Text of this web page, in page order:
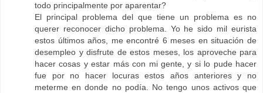
todo principalmente por aparentar?
El principal problema del que tiene un problema es no
querer reconocer dicho problema. Yo he sido mil eurista
estos últimos años, me encontré 6 meses en situación de
desempleo y disfrute de estos meses, los aproveche para
hacer cosas y estar más con mi gente, y si lo pude hacer
fue por no hacer locuras estos años anteriores y no
meterme en donde no podía. No tengo unos activos que